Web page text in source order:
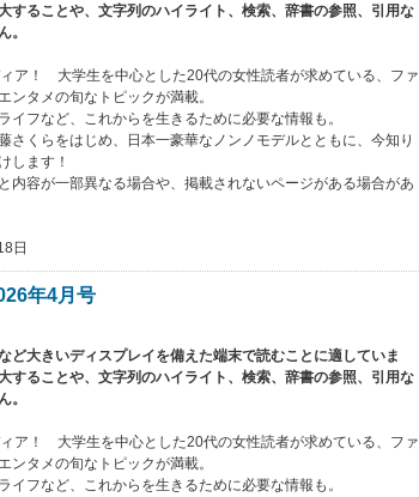
することや、文字列のハイライト、検索、辞書の参照、引用な
。
ア！ 大学生を中心とした20代の女性読者が求めている、ファ
ンタメの旬なトピックが満載。
イフなど、これからを生きるために必要な情報も。
さくらをはじめ、日本一豪華なノンノモデルとともに、今知り
します！
内容が一部異なる場合や、掲載されないページがある場合があ
日
年4月号
ど大きいディスプレイを備えた端末で読むことに適していま
することや、文字列のハイライト、検索、辞書の参照、引用な
。
ア！ 大学生を中心とした20代の女性読者が求めている、ファ
ンタメの旬なトピックが満載。
イフなど、これからを生きるために必要な情報も。